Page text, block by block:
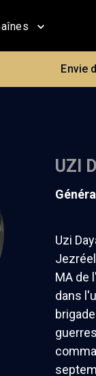
Envie
UZI
Uzi
MA de
dans